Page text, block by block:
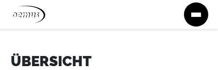
Zum Inhalt springen
ÜBERSICHT